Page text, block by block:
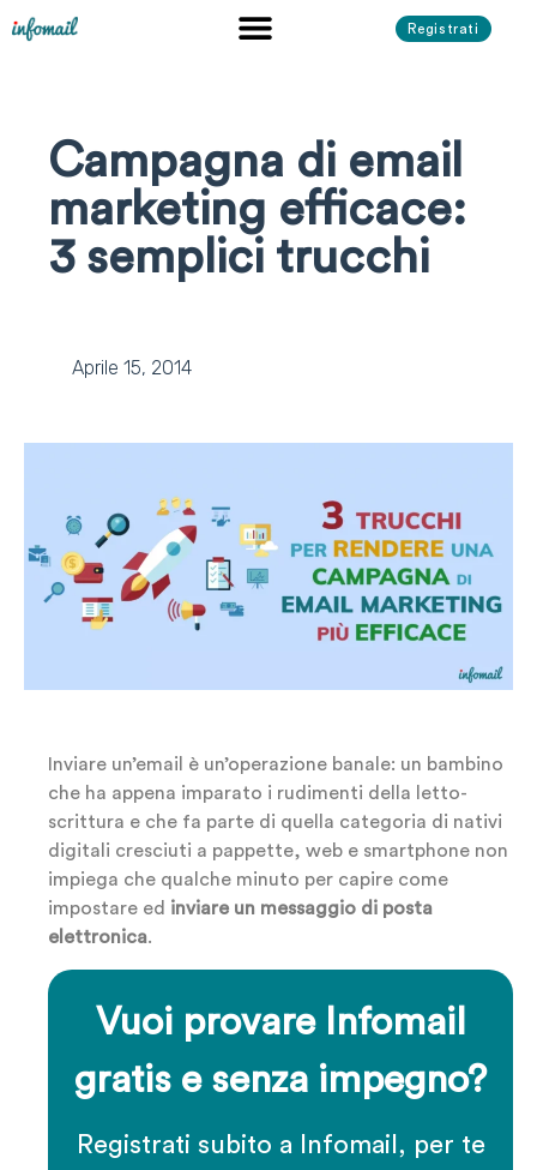
Registrati
Campagna di email
marketing efficace:
3 semplici trucchi
Aprile 15, 2014
Inviare un’email è un’operazione banale: un bambino
che ha appena imparato i rudimenti della letto-
scrittura e che fa parte di quella categoria di nativi
digitali cresciuti a pappette, web e smartphone non
impiega che qualche minuto per capire come
impostare ed inviare un messaggio di posta
elettronica.
Vuoi provare Infomail
gratis e senza impegno?
Registrati subito a Infomail, per te